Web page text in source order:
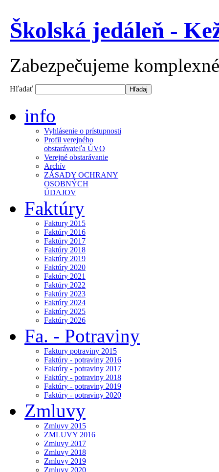
Školská jedáleň -
Zabezpečujeme
Hľadať
info
Vyhlásenie o prístupnosti
Profil verejného
obstarávateľa ÚVO
Verejné obstarávanie
Archív
ZÁSADY OCHRANY
OSOBNÝCH
ÚDAJOV
Faktúry
Faktury 2015
Faktúry 2016
Faktúry 2017
Faktúry 2018
Faktúry 2019
Faktúry 2020
Faktúry 2021
Faktúry 2022
Faktúry 2023
Faktúry 2024
Faktúry 2025
Faktúry 2026
Fa. - Potraviny
Faktury potraviny 2015
Faktúry - potraviny 2016
Faktúry - potraviny 2017
Faktúry - potraviny 2018
Faktúry - potraviny 2019
Faktúry - potraviny 2020
Zmluvy
Zmluvy 2015
ZMLUVY 2016
Zmluvy 2017
Zmluvy 2018
Zmluvy 2019
Zmluvy 2020